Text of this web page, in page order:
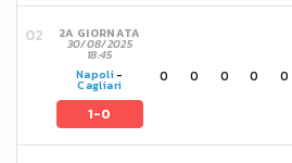
2A GIORNATA
30/08/2025
18:45
Napoli -
Cagliari
1-0
0 0 0 0 0